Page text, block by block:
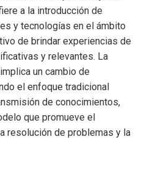
a la introducción de
y tecnologías en el ámbito
de brindar experiencias de
y relevantes. La
un cambio de
el enfoque tradicional
de conocimientos,
que promueve el
resolución de problemas y la